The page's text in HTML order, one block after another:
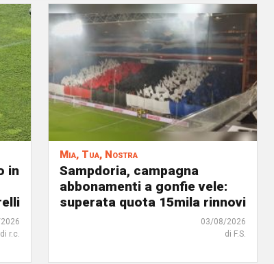
in
di r.c.
Mia, Tua, Nostra
Sampdoria, campagna
abbonamenti a gonfie vele:
superata quota 15mila rinnovi
03/08/2026
di F.S.